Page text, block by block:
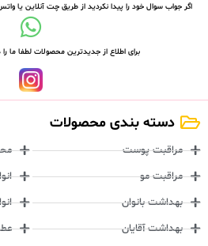
اگر جواب سوال خود را پیدا نکردید از طریق چت آنلاین یا
برای اطلاع از جدیدترین محصولات لطفا ما را
دسته بندی محصولات
مراقبت پوست
مراقبت مو
بهداشت بانوان
بهداشت آقایان